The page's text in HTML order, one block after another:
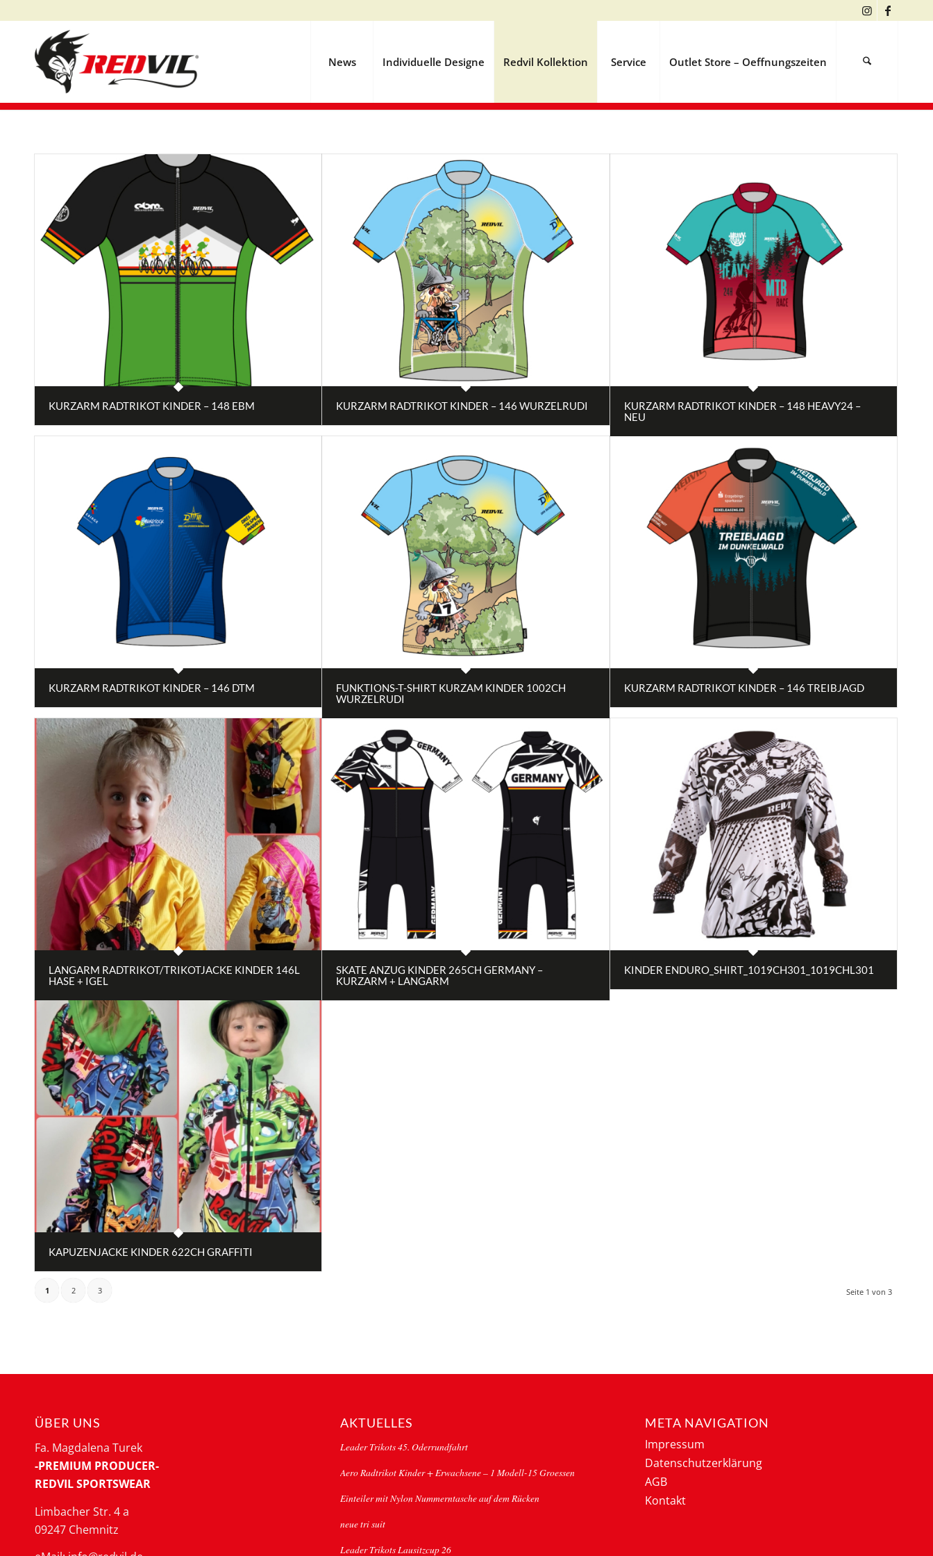
News Individuelle Designe Redvil Kollektion Service Outlet Store – Oeffnungszeiten
KURZARM RADTRIKOT KINDER – 148 EBM KURZARM RADTRIKOT KINDER – 146 WURZELRUDI
KURZARM RADTRIKOT KINDER – 148 HEAVY24 –
NEU
KURZARM RADTRIKOT KINDER – 146 DTM
FUNKTIONS-T-SHIRT KURZAM KINDER 1002CH
WURZELRUDI
KURZARM RADTRIKOT KINDER – 146 TREIBJAGD
LANGARM RADTRIKOT/TRIKOTJACKE KINDER 146L
HASE + IGEL
SKATE ANZUG KINDER 265CH GERMANY –
KURZARM + LANGARM
KINDER ENDURO_SHIRT_1019CH301_1019CHL301
KAPUZENJACKE KINDER 622CH GRAFFITI
Seite 1 von 3
1 2 3
ÜBER UNS
Fa. Magdalena Turek
-PREMIUM PRODUCER-
REDVIL SPORTSWEAR
Limbacher Str. 4 a
09247 Chemnitz
AKTUELLES
Leader Trikots 45. Oderrundfahrt
Aero Radtrikot Kinder + Erwachsene – 1 Modell-15 Groessen
Einteiler mit Nylon Nummerntasche auf dem Rücken
neue tri suit
Leader Trikots Lausitzcup 26
META NAVIGATION
Impressum
Datenschutzerklärung
AGB
Kontakt